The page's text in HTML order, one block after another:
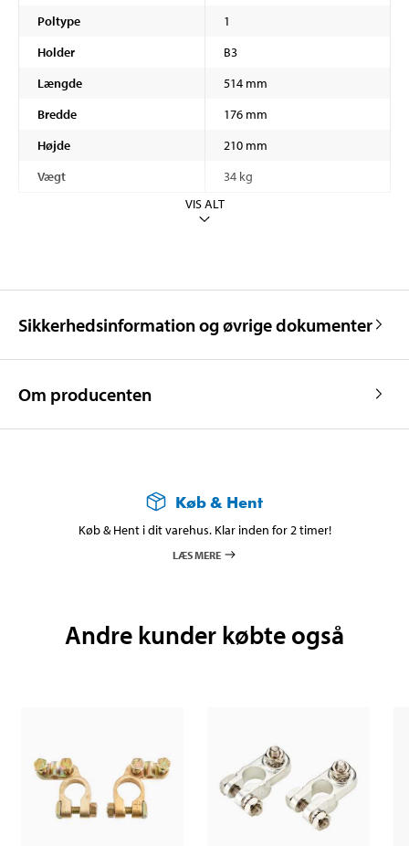
Poltype
1
Holder
B3
Længde
514 mm
Bredde
176 mm
Højde
210 mm
Vægt
34 kg
VIS ALT
Sikkerhedsinformation og øvrige dokumenter
Om producenten
Køb & Hent
Køb & Hent i dit varehus. Klar inden for 2 timer!
LÆS MERE
Andre kunder købte også